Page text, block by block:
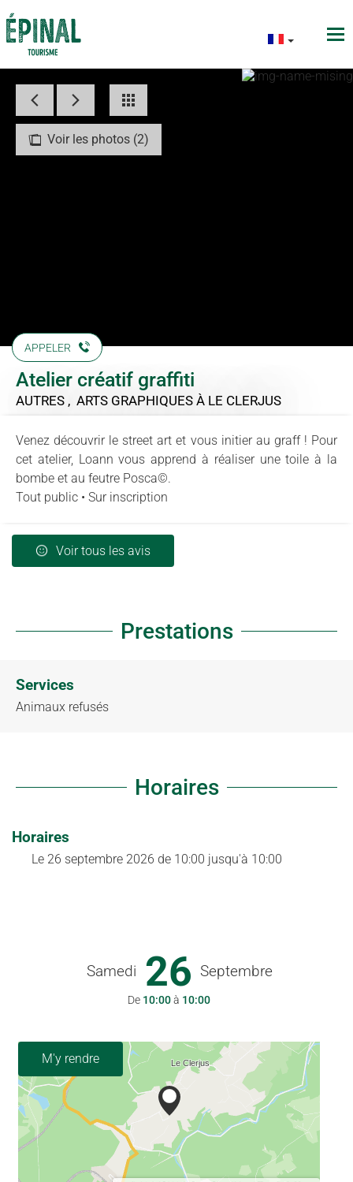
Voir les photos (2)
APPELER
Atelier créatif graffiti
AUTRES , ARTS GRAPHIQUES À LE CLERJUS
Venez découvrir le street art et vous initier au graff ! Pour
cet atelier, Loann vous apprend à réaliser une toile à la
bombe et au feutre Posca©.
Tout public • Sur inscription
Voir tous les avis
Prestations
Services
Animaux refusés
Horaires
Horaires
Le 26 septembre 2026 de 10:00 jusqu'à 10:00
Samedi 26 Septembre
De 10:00à 10:00
M'y rendre